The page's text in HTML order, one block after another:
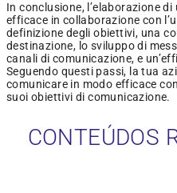
In conclusione, l’elaborazione
efficace in collaborazione con
definizione degli obiettivi, una
destinazione, lo sviluppo di
canali di comunicazione, e
Seguendo questi passi, la tua
comunicare in modo efficace
suoi obiettivi di comunicazione.
CONTEÚDOS